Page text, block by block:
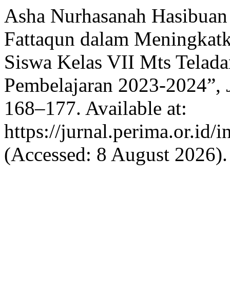
Asha Nurhasanah
Fattaqun dalam
Siswa Kelas VII Mts
Pembelajaran 2023-2024”,
168–177. Available at:
https://jurnal.perima.or.id/
(Accessed: 8 August 2026).